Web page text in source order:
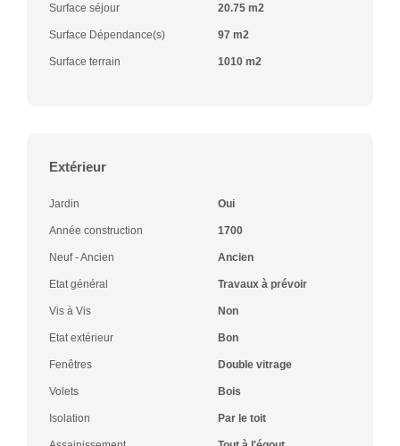
Surface séjour 20.75 m2
Surface Dépendance(s) 97 m2
Surface terrain 1010 m2
Extérieur
Jardin Oui
Année construction 1700
Neuf - Ancien Ancien
Etat général Travaux à prévoir
Vis à Vis Non
Etat extérieur Bon
Fenêtres Double vitrage
Volets Bois
Isolation Par le toit